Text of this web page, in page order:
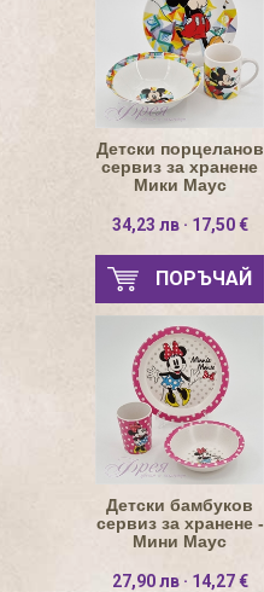
Детски порцеланов
сервиз за хранене
Мики Маус
34,23 лв · 17,50 €
ПОРЪЧАЙ
Детски бамбуков
сервиз за хранене -
Мини Маус
27,90 лв · 14,27 €